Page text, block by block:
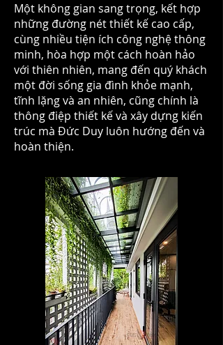
Một không gian sang trọng, kết hợp
những đường nét thiết kế cao cấp,
cùng nhiều tiện ích công nghệ thông
minh, hòa hợp một cách hoàn hảo
với thiên nhiên, mang đến quý khách
một đời sống gia đình khỏe mạnh,
tĩnh lặng và an nhiên, cũng chính là
thông điệp thiết kế và xây dựng kiến
trúc mà Đức Duy luôn hướng đến và
hoàn thiện.